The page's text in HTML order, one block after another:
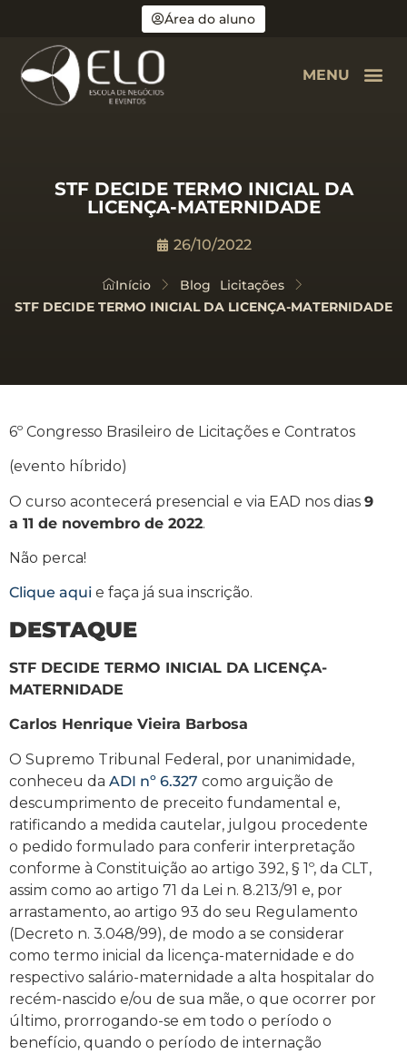
Área do aluno
MENU
STF DECIDE TERMO INICIAL DA
LICENÇA-MATERNIDADE
26/10/2022
Início Blog
Licitações
STF DECIDE TERMO INICIAL DA LICENÇA-MATERNIDADE
6º Congresso Brasileiro de Licitações e Contratos
(evento híbrido)
O curso acontecerá presencial e via EAD nos dias 9
a 11 de novembro de 2022.
Não perca!
Clique aqui e faça já sua inscrição.
DESTAQUE
STF DECIDE TERMO INICIAL DA LICENÇA-
MATERNIDADE
Carlos Henrique Vieira Barbosa
O Supremo Tribunal Federal, por unanimidade,
conheceu da ADI nº 6.327 como arguição de
descumprimento de preceito fundamental e,
ratificando a medida cautelar, julgou procedente
o pedido formulado para conferir interpretação
conforme à Constituição ao artigo 392, § 1º, da CLT,
assim como ao artigo 71 da Lei n. 8.213/91 e, por
arrastamento, ao artigo 93 do seu Regulamento
(Decreto n. 3.048/99), de modo a se considerar
como termo inicial da licença-maternidade e do
respectivo salário-maternidade a alta hospitalar do
recém-nascido e/ou de sua mãe, o que ocorrer por
último, prorrogando-se em todo o período o
benefício, quando o período de internação